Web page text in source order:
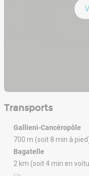
Transports
Gallieni-Cancéropôle
700 m (soit 8 min à
Bagatelle
2 km (soit 4 min en